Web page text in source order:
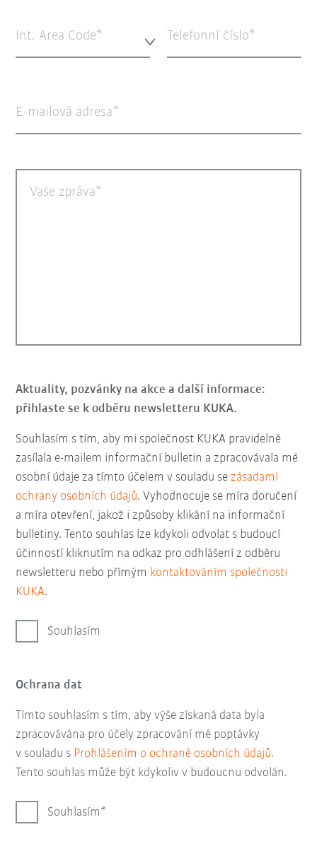
Int. Area Code* Telefonní číslo
E-mailová adresa
Vaše zpráva
Aktuality, pozvánky na akce a další informace:
přihlaste se k odběru newsletteru KUKA.
Souhlasím s tím, aby mi společnost KUKA pravidelně
zasílala e-mailem informační bulletin a zpracovávala mé
osobní údaje za tímto účelem v souladu sezásadami
ochrany osobních údajů. Vyhodnocuje se míra doručení
a míra otevření, jakož i způsoby klikání na informační
bulletiny. Tento souhlas lze kdykoli odvolat s budoucí
účinností kliknutím na odkaz pro odhlášení z odběru
newsletteru nebo přímým kontaktováním společnosti
KUKA.
Souhlasím
Ochrana dat
Tímto souhlasím s tím, aby výše získaná data byla
zpracovávána pro účely zpracování mé poptávky
v souladu s Prohlášením o ochraně osobních údajů.
Tento souhlas může být kdykoliv v budoucnu odvolán.
Souhlasím